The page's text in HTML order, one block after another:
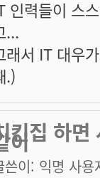
인력들이 스
...
래서 IT 대우
.)
킨집 하면
이
쓴이: 익명 사용